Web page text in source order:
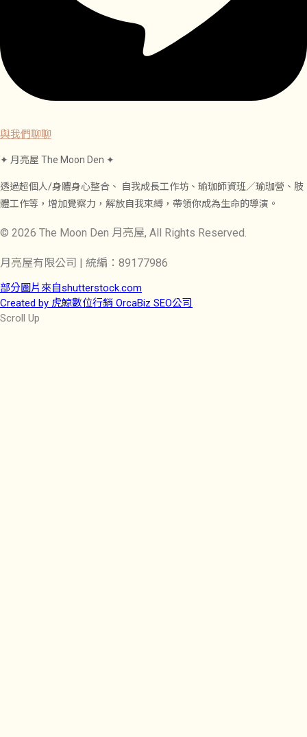
與我們聊聊
✦ 月亮屋 The Moon Den ✦
透過超個人/身體身心整合、 自我成長工作坊、瑜珈師資班／瑜珈營、肢
體工作等，增加覺察力，解放自我束縛，帶領你成為生命的導演。
© 2026 The Moon Den 月亮屋, All Rights Reserved.
月亮屋有限公司 | 統編：89177986
部分圖片來自shutterstock.com
Created by 虎鯨數位行銷 OrcaBiz SEO公司
Scroll Up